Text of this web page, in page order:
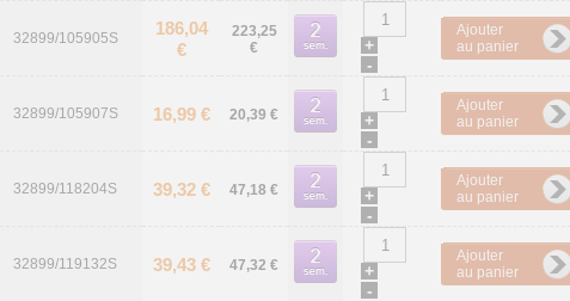
32899/105905S
186,04
€
223,25
€
+
-
Ajouter
au panier
32899/105907S 16,99 € 20,39 €
+
-
Ajouter
au panier
32899/118204S 39,32 € 47,18 €
+
-
Ajouter
au panier
32899/119132S 39,43 € 47,32 €
+
-
Ajouter
au panier